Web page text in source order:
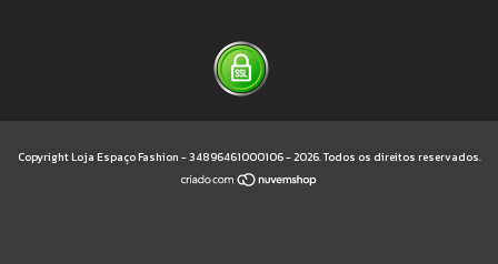
Copyright Loja Espaço Fashion - 34896461000106 - 2026. Todos os direitos reservados.